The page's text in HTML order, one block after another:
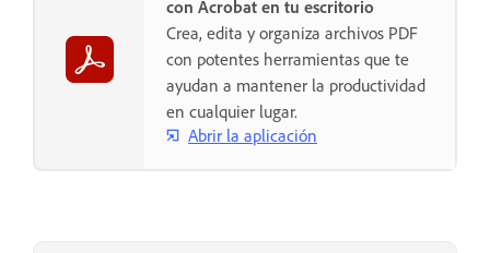
con Acrobat en tu escritorio
Crea, edita y organiza archivos PDF
con potentes herramientas que te
ayudan a mantener la productividad
en cualquier lugar.
Abrir la aplicación